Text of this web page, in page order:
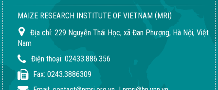
MAIZE RESEARCH INSTITUTE OF VIETNAM (MRI)
Địa chỉ: 229 Nguyễn Thái Học, xã Đan Phượng, Hà Nội, Việt
Nam
Điện thoại: 02433.886.356
Fax: 0243.3886309